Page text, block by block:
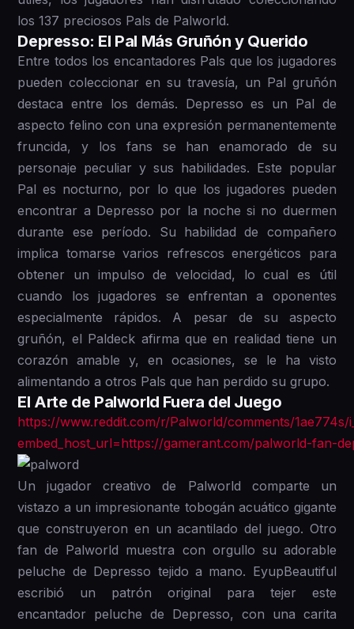
los 137 preciosos Pals de Palworld.
Depresso: El Pal Más Gruñón y Querido
Entre todos los encantadores Pals que los jugadores
pueden coleccionar en su travesía, un Pal gruñón
destaca entre los demás. Depresso es un Pal de
aspecto felino con una expresión permanentemente
fruncida, y los fans se han enamorado de su
personaje peculiar y sus habilidades. Este popular
Pal es nocturno, por lo que los jugadores pueden
encontrar a Depresso por la noche si no duermen
durante ese período. Su habilidad de compañero
implica tomarse varios refrescos energéticos para
obtener un impulso de velocidad, lo cual es útil
cuando los jugadores se enfrentan a oponentes
especialmente rápidos. A pesar de su aspecto
gruñón, el Paldeck afirma que en realidad tiene un
corazón amable y, en ocasiones, se le ha visto
alimentando a otros Pals que han perdido su grupo.
El Arte de Palworld Fuera del Juego
https://www.reddit.com/r/Palworld/comments/1ae774s/
embed_host_url=https://gamerant.com/palworld-fan-
Un jugador creativo de Palworld comparte un
vistazo a un impresionante tobogán acuático gigante
que construyeron en un acantilado del juego. Otro
fan de Palworld muestra con orgullo su adorable
peluche de Depresso tejido a mano. EyupBeautiful
escribió un patrón original para tejer este
encantador peluche de Depresso, con una carita